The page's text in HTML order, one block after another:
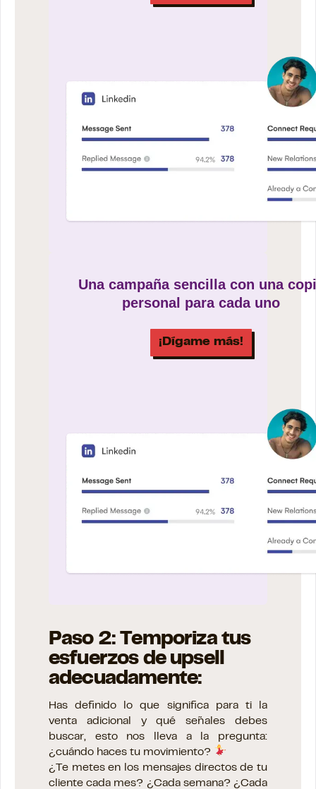
Una campaña sencilla con una
personal para cada uno
¡Dígame más!
Paso 2: Temporiza tus
esfuerzos de upsell
adecuadamente:
Has definido lo que significa para ti la
venta adicional y qué señales debes
buscar, esto nos lleva a la pregunta:
¿cuándo haces tu movimiento?
¿Te metes en los mensajes directos de tu
cliente cada mes? ¿Cada semana? ¿Cada